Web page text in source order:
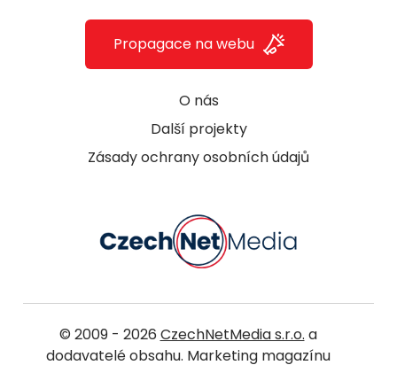
O nás
Další projekty
Zásady ochrany osobních údajů
Propagace na webu
© 2009 - 2026 CzechNetMedia s.r.o. a
dodavatelé obsahu. Marketing magazínu